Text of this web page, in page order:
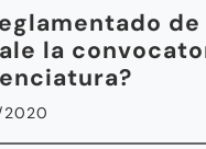
de
la